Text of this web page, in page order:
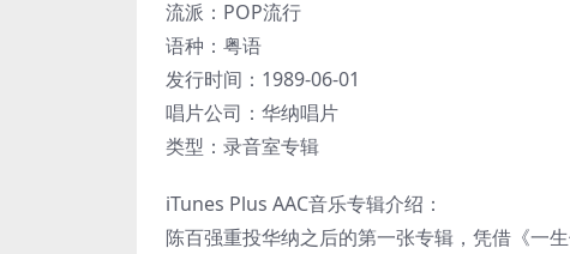
流派：POP流行
语种：粤语
发行时间：1989-06-01
唱片公司：华纳唱片
类型：录音室专辑
iTunes Plus AAC音乐专辑介绍：
陈百强重投华纳之后的第一张专辑，凭借《一